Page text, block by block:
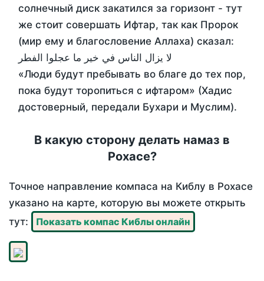
солнечный диск закатился за горизонт - тут
же стоит совершать Ифтар, так как Пророк
(мир ему и благословение Аллаха) сказал:
لا يزال الناس في خير ما عجلوا الفطر
«Люди будут пребывать во благе до тех пор,
пока будут торопиться с ифтаром» (Хадис
достоверный, передали Бухари и Муслим).
В какую сторону делать намаз в
Рохасе?
Точное направление компаса на Киблу в Рохасе
указано на карте, которую вы можете открыть
тут:
Показать компас Киблы онлайн